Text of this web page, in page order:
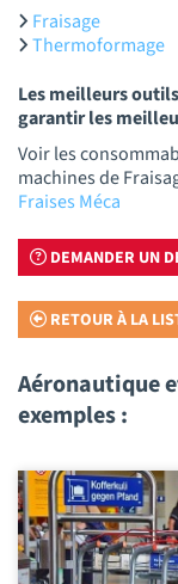
Fraisage
Thermoformage
Les meilleurs
garantir les
Voir les
machines de
Fraises Méca
DEMANDER UN
RETOUR À LA
Aéronautique
exemples :